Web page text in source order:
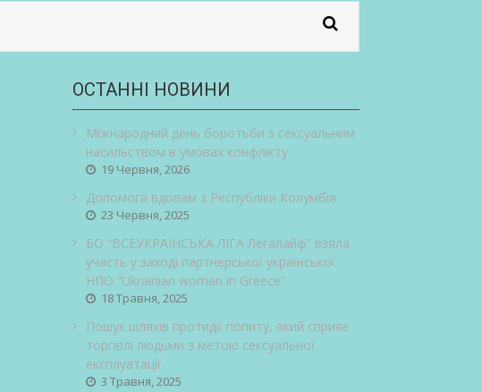
ОСТАННІ НОВИНИ
Міжнародний день боротьби з сексуальним
насильством в умовах конфлікту
19 Червня, 2026
Допомога вдовам з Республіки Колумбія
23 Червня, 2025
БО “ВСЕУКРАЇНСЬКА ЛІГА Легалайф” взяла
участь у заході партнерської української
НПО “Ukrainian woman in Greece”
18 Травня, 2025
Пошук шляхів протидії попиту, який сприяє
торгівлі людьми з метою сексуальної
експлуатації
3 Травня, 2025